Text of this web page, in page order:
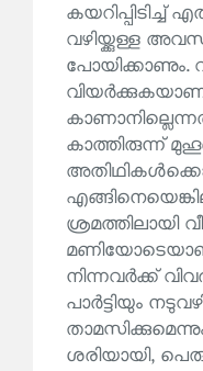
വഴിയ്ക്കുള്ള
പോയിക്കാണും.
കാത്തിരുന്ന്
ശ്രമത്തിലായി
നിന്നവർക്ക്
പാർട്ടിയും
ശരിയായി,